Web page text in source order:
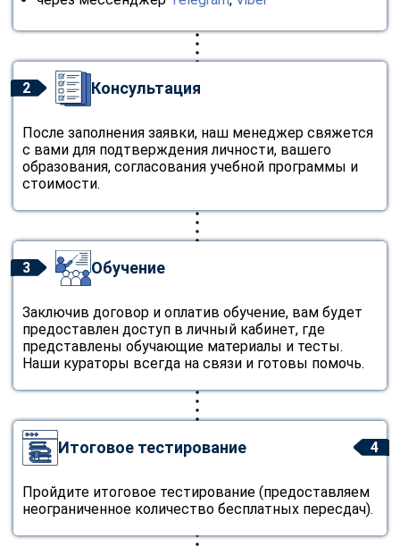
2 Консультация
После заполнения заявки, наш менеджер свяжется
с вами для подтверждения личности, вашего
образования, согласования учебной программы и
стоимости.
3 Обучение
Заключив договор и оплатив обучение, вам будет
предоставлен доступ в личный кабинет, где
представлены обучающие материалы и тесты.
Наши кураторы всегда на связи и готовы помочь.
4
Итоговое тестирование
Пройдите итоговое тестирование (предоставляем
неограниченное количество бесплатных пересдач).